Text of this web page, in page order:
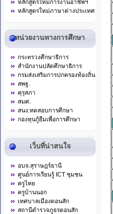
หลักสูตรใหม่การงานอาชีพฯ
หลักสูตรใหม่ภาษาต่างประเทศ
หน่วยงานทางการศึกษา
กระทรวงศึกษาธิการ
สำนักงานปลัดศึกษาธิการ
กรมส่งเสริมการปกครองท้องถิ่น
สพฐ.
คุรุสภา
สมศ.
สนง.ทดสอบการศึกษา
กองทุนกู้ยืมเพื่อการศึกษา
เว็บที่น่าสนใจ
อบจ.สุราษฎร์ธานี
ศูนย์การเรียนรู้ ICT ชุมชน
ครูไทย
ครูบ้านนอก
เทศบาลเมืองดอนสัก
สถานีตำรวจภูธรดอนสัก